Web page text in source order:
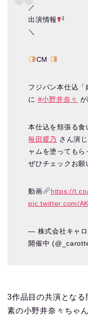
／
出演情報
＼
CM
フジパン本仕込「
に #小野井奈々 が
本仕込を頬張る
毎田暖乃 さん演
ャムを塗ってもら
ぜひチェックお願
動画
https://
pic.twitter.com/
— 株式会社キャロ
開催中
3作品目の共演となる
素の小野井奈々ちゃ